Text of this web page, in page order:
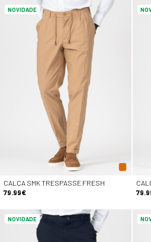
NOVIDADE
CALÇA SMK TRESPASSE FRESH
79.99€
NOVIDADE